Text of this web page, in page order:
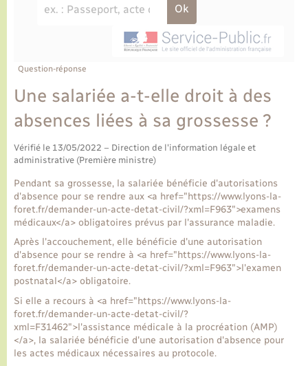
Bulletins d'informations communales
Le personnel municipal
Plan interactif
Présentation de la commune
Histoire et patrimoine
L’intercommunalité
Permis de détention de chien
Social
CIDFF
Etat-civil - Papiers - Citoyenneté
Logement - Urbanisme
Loisirs
Marchés de Lyons-la-Forêt
Nouvel habitant
Numérique et services - accompagnement
Organisation d’événement
Seniors
Transports
Transports scolaires
Travaux - Autorisation d’occupation de l’espace
Question-réponse
Une salariée a-t-elle droit à des
absences liées à sa grossesse ?
Vérifié le 13/05/2022 – Direction de l'information légale et
administrative (Première ministre)
Pendant sa grossesse, la salariée bénéficie d'autorisations
d'absence pour se rendre aux <a href="https://www.lyons-la-
foret.fr/demander-un-acte-detat-civil/?xml=F963">examens
médicaux</a> obligatoires prévus par l'assurance maladie.
Après l'accouchement, elle bénéficie d'une autorisation
d'absence pour se rendre à <a href="https://www.lyons-la-
foret.fr/demander-un-acte-detat-civil/?xml=F963">l'examen
postnatal</a> obligatoire.
Si elle a recours à <a href="https://www.lyons-la-
foret.fr/demander-un-acte-detat-civil/?
xml=F31462">l'assistance médicale à la procréation (AMP)
</a>, la salariée bénéficie d'une autorisation d'absence pour
les actes médicaux nécessaires au protocole.